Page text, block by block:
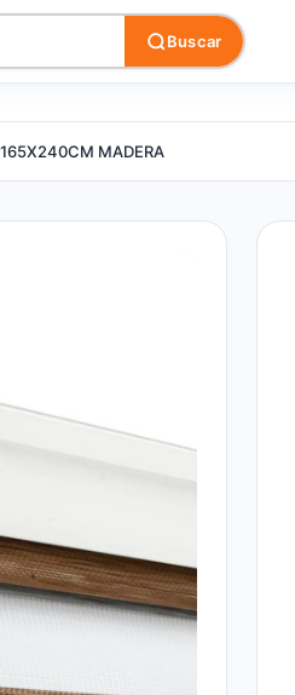
Buscar
165X240CM MADERA